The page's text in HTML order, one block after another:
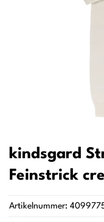
kindsgard
Feinstrick
Artikelnummer: